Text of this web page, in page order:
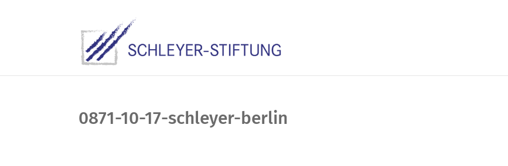
0871-10-17-schleyer-berlin